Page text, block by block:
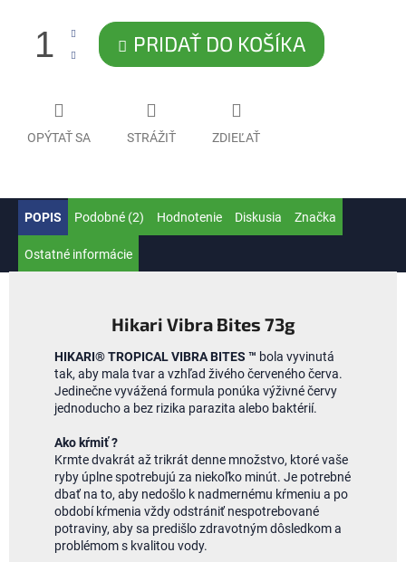
PRIDAŤ DO KOŠÍKA
OPÝTAŤ SA STRÁŽIŤ ZDIEĽAŤ
POPIS Podobné (2) Hodnotenie Diskusia Značka
Ostatné informácie
Hikari Vibra Bites 73g
HIKARI® TROPICAL VIBRA BITES ™ bola vyvinutá
tak, aby mala tvar a vzhľad živého červeného červa.
Jedinečne vyvážená formula ponúka výživné červy
jednoducho a bez rizika parazita alebo baktérií.
Ako kŕmiť ?
Krmte dvakrát až trikrát denne množstvo, ktoré vaše
ryby úplne spotrebujú za niekoľko minút. Je potrebné
dbať na to, aby nedošlo k nadmernému kŕmeniu a po
období kŕmenia vždy odstrániť nespotrebované
potraviny, aby sa predišlo zdravotným dôsledkom a
problémom s kvalitou vody.